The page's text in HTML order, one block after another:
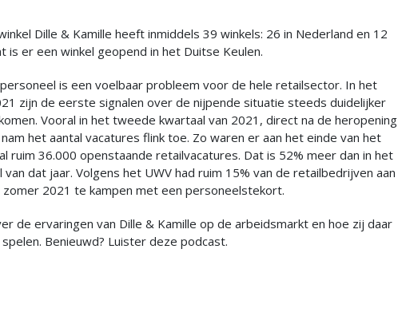
Dille & Kamille heeft inmiddels 39 winkels: 26 in Nederland en 12
is er een winkel geopend in het Duitse Keulen.
is een voelbaar probleem voor de hele retailsector. In het
zijn de eerste signalen over de nijpende situatie steeds duidelijker
Vooral in het tweede kwartaal van 2021, direct na de heropening
het aantal vacatures flink toe. Zo waren er aan het einde van het
ruim 36.000 openstaande retailvacatures. Dat is 52% meer dan in het
dat jaar. Volgens het UWV had ruim 15% van de retailbedrijven aan
zomer 2021 te kampen met een personeelstekort.
de ervaringen van Dille & Kamille op de arbeidsmarkt en hoe zij daar
Benieuwd? Luister deze podcast.